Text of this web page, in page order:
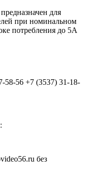
для
при номинальном
потребления до 5А
58-56 +7 (3537) 31-18-
без